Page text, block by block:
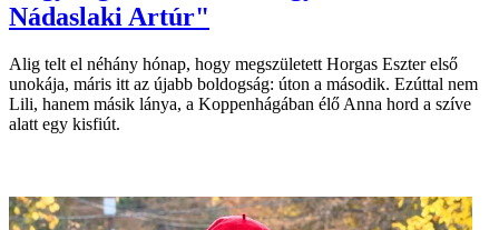
Nádaslaki Artúr"
Alig telt el néhány hónap, hogy megszületett Horgas Eszter első
unokája, máris itt az újabb boldogság: úton a második. Ezúttal nem
Lili, hanem másik lánya, a Koppenhágában élő Anna hord a szíve
alatt egy kisfiút.